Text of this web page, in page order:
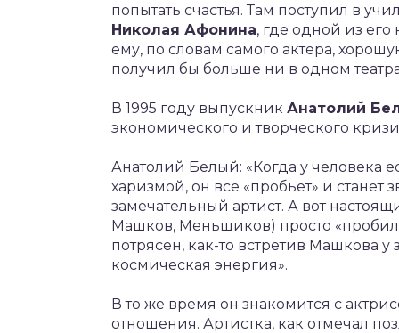
попытать счастья. Там поступил в
Николая Афонина, где одной из его
ему, по словам самого актера,
получил бы больше ни в одном
В 1995 году выпускник Анатолий
экономического и творческого
Анатолий Белый: «Когда у человека
харизмой, он все «пробьет» и станет
замечательный артист. А вот
Машков, Меньшиков) просто
потрясен, как-то встретив Машкова у
космическая энергия».
В то же время он знакомится с
отношения. Артистка, как отмечал